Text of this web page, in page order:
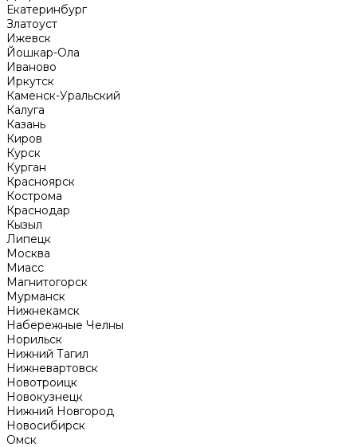
Екатеринбург
Златоуст
Ижевск
Йошкар-Ола
Иваново
Иркутск
Каменск-Уральский
Калуга
Казань
Киров
Курск
Курган
Красноярск
Кострома
Краснодар
Кызыл
Липецк
Москва
Миасс
Магнитогорск
Мурманск
Нижнекамск
Набережные Челны
Норильск
Нижний Тагил
Нижневартовск
Новотроицк
Новокузнецк
Нижний Новгород
Новосибирск
Омск